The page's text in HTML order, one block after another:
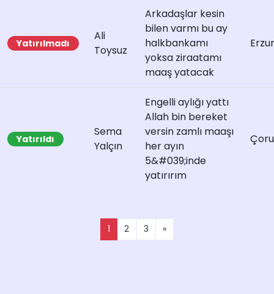
Yatırılmadı
Ali
Toysuz
Arkadaşlar kesin
bilen varmı bu ay
halkbankamı
yoksa ziraatamı
maaş yatacak
Yatırıldı
Sema
Yalçın
Engelli aylığı yattı
Allah bin bereket
versin zamlı maaşı
her ayın
5&#039;inde
yatırırım
1 2 3 »